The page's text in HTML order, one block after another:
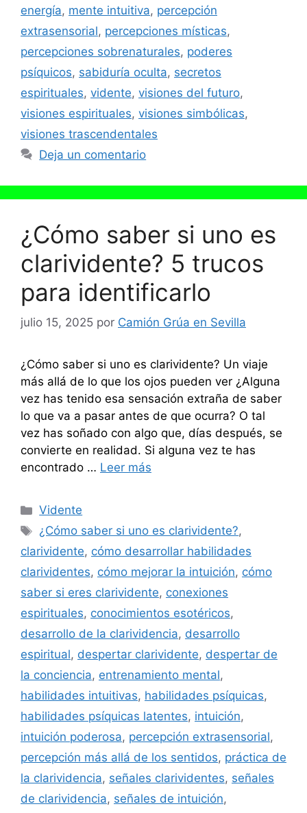
energía, mente intuitiva, percepción
extrasensorial, percepciones místicas,
percepciones sobrenaturales, poderes
psíquicos, sabiduría oculta, secretos
espirituales, vidente, visiones del futuro,
visiones espirituales, visiones simbólicas,
visiones trascendentales
Deja un comentario
¿Cómo saber si uno es
clarividente? 5 trucos
para identificarlo
julio 15, 2025 por Camión Grúa en Sevilla
¿Cómo saber si uno es clarividente? Un viaje
más allá de lo que los ojos pueden ver ¿Alguna
vez has tenido esa sensación extraña de saber
lo que va a pasar antes de que ocurra? O tal
vez has soñado con algo que, días después, se
convierte en realidad. Si alguna vez te has
encontrado … Leer más
Categorías
Vidente
Etiquetas
¿Cómo saber si uno es clarividente?,
clarividente, cómo desarrollar habilidades
clarividentes, cómo mejorar la intuición, cómo
saber si eres clarividente, conexiones
espirituales, conocimientos esotéricos,
desarrollo de la clarividencia, desarrollo
espiritual, despertar clarividente, despertar de
la conciencia, entrenamiento mental,
habilidades intuitivas, habilidades psíquicas,
habilidades psíquicas latentes, intuición,
intuición poderosa, percepción extrasensorial,
percepción más allá de los sentidos, práctica de
la clarividencia, señales clarividentes, señales
de clarividencia, señales de intuición,